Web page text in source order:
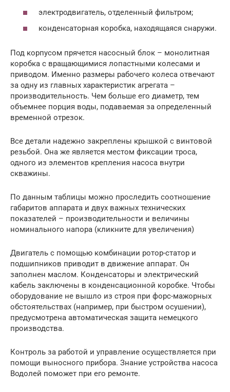
электродвигатель, отделенный фильтром;
конденсаторная коробка, находящаяся снаружи.
Под корпусом прячется насосный блок – монолитная
коробка с вращающимися лопастными колесами и
приводом. Именно размеры рабочего колеса отвечают
за одну из главных характеристик агрегата –
производительность. Чем больше его диаметр, тем
объемнее порция воды, подаваемая за определенный
временной отрезок.
Все детали надежно закреплены крышкой с винтовой
резьбой. Она же является местом фиксации троса,
одного из элементов крепления насоса внутри
скважины.
По данным таблицы можно проследить соотношение
габаритов аппарата и двух важных технических
показателей – производительности и величины
номинального напора (кликните для увеличения)
Двигатель с помощью комбинации ротор-статор и
подшипников приводит в движение аппарат. Он
заполнен маслом. Конденсаторы и электрический
кабель заключены в конденсационной коробке. Чтобы
оборудование не вышло из строя при форс-мажорных
обстоятельствах (например, при быстром осушении),
предусмотрена автоматическая защита немецкого
производства.
Контроль за работой и управление осуществляется при
помощи выносного прибора. Знание устройства насоса
Водолей поможет при его ремонте.